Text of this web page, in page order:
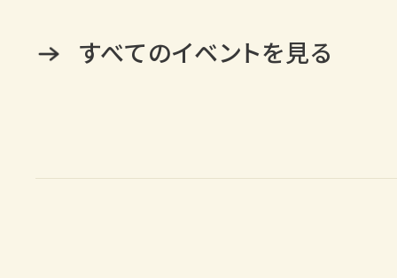
すべてのイベントを見る